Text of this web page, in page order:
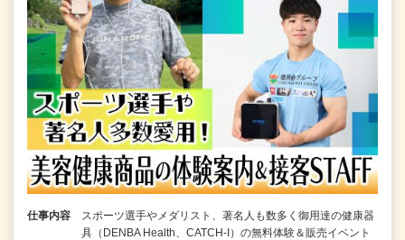
仕事内容
スポーツ選手やメダリスト、著名人も数多く御用達の健康器
具（DENBA Health、CATCH-I）の無料体験＆販売イベント